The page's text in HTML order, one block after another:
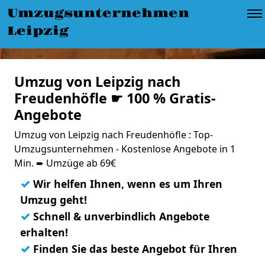
Umzugsunternehmen
Leipzig
Umzug von Leipzig nach
Freudenhöfle ☛ 100 % Gratis-
Angebote
Umzug von Leipzig nach Freudenhöfle : Top-
Umzugsunternehmen - Kostenlose Angebote in 1
Min. ➨ Umzüge ab 69€
✓ Wir helfen Ihnen, wenn es um Ihren
Umzug geht!
✓ Schnell & unverbindlich Angebote
erhalten!
✓ Finden Sie das beste Angebot für Ihren